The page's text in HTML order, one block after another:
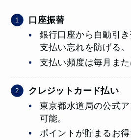
口座振替
銀行口座から自動引
支払い忘れを防げる。
支払い頻度は毎月また
クレジットカード払い
東京都水道局の公式
可能。
ポイントが貯まるお得